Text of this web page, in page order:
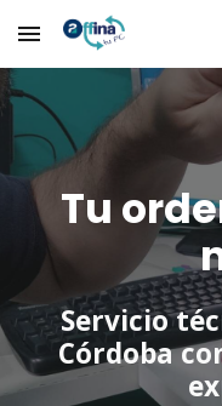
Skip to main content
Tu
Servicio
Córdoba